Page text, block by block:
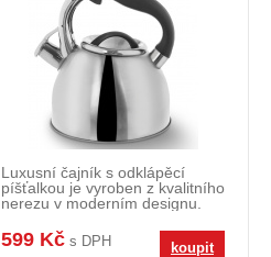
Luxusní čajník s odklápěcí
píšťalkou je vyroben z kvalitního
nerezu v moderním designu.
599 Kč s DPH koupit